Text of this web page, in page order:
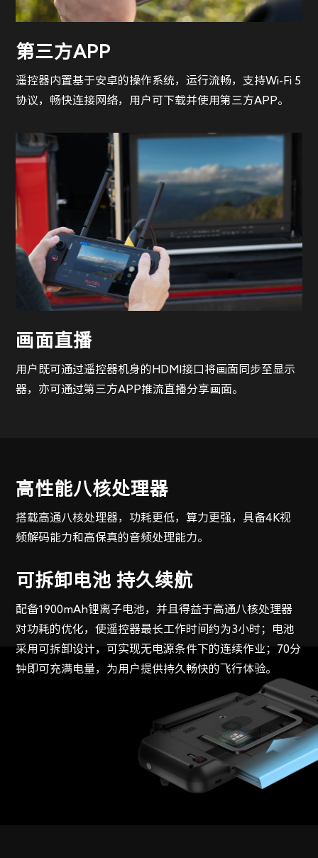
第三方APP
遥控器内置基于安卓的操作系统，运行流畅，支持Wi-Fi 5
协议，畅快连接网络，用户可下载并使用第三方APP。
画面直播
用户既可通过遥控器机身的HDMI接口将画面同步至显示
器，亦可通过第三方APP推流直播分享画面。
高性能八核处理器
搭载高通八核处理器，功耗更低，算力更强，具备4K视
频解码能力和高保真的音频处理能力。
可拆卸电池 持久续航
配备1900mAh锂离子电池，并且得益于高通八核处理器
对功耗的优化，使遥控器最长工作时间约为3小时；电池
采用可拆卸设计，可实现无电源条件下的连续作业；70分
钟即可充满电量，为用户提供持久畅快的飞行体验。
名称*
区域* 国家/地区*
公司* 职称
信息*
输入您的电子邮件地址即表示您接受条款和条件。
名称*
区域* 国家/地区*
公司* 职称*
信息*
已阅读并接受《隐私权政策》及《使用条款》 。